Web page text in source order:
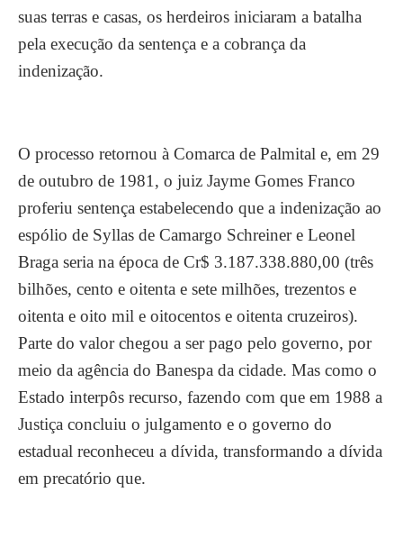
suas terras e casas, os herdeiros iniciaram a batalha
pela execução da sentença e a cobrança da
indenização.
O processo retornou à Comarca de Palmital e, em 29
de outubro de 1981, o juiz Jayme Gomes Franco
proferiu sentença estabelecendo que a indenização ao
espólio de Syllas de Camargo Schreiner e Leonel
Braga seria na época de Cr$ 3.187.338.880,00 (três
bilhões, cento e oitenta e sete milhões, trezentos e
oitenta e oito mil e oitocentos e oitenta cruzeiros).
Parte do valor chegou a ser pago pelo governo, por
meio da agência do Banespa da cidade. Mas como o
Estado interpôs recurso, fazendo com que em 1988 a
Justiça concluiu o julgamento e o governo do
estadual reconheceu a dívida, transformando a dívida
em precatório que.